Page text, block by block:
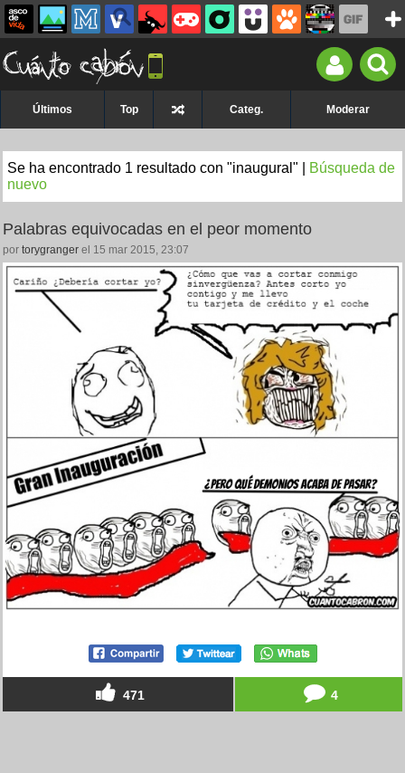
Últimos Top Categ. Moderar
Se ha encontrado 1 resultado con "inaugural" |
Búsqueda de
nuevo
Palabras equivocadas en el peor momento
por torygranger el 15 mar 2015, 23:07
471 4